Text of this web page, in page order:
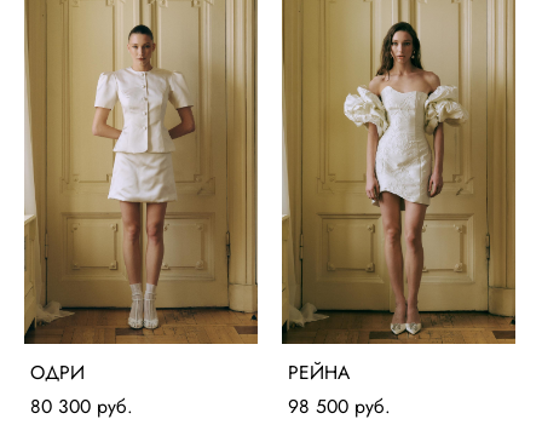
ОДРИ
80 300 pуб.
РЕЙНА
98 500 pуб.